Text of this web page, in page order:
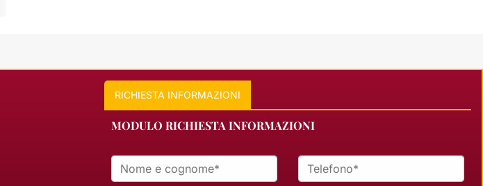
RICHIESTA INFORMAZIONI
MODULO RICHIESTA INFORMAZIONI